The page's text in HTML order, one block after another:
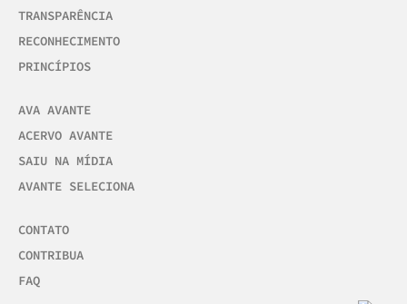
TRANSPARÊNCIA
RECONHECIMENTO
PRINCÍPIOS
AVA AVANTE
ACERVO AVANTE
SAIU NA MÍDIA
AVANTE SELECIONA
CONTATO
CONTRIBUA
FAQ